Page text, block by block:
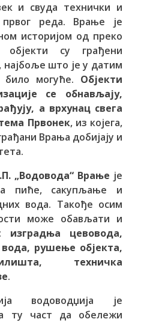
и свуда технички и
реда. Врање је
историјом од преко
су грађени
што је у датим
могуће. Објекти
се обнављају,
а врхунац свега
Првонек, из којега,
Врања добијају и
„Водовода“ Врање је
пиће, сакупљање и
вода. Такође осим
може обављати и
изградња цевовода,
рушење објекта,
техничка
.
водоводџија је
ту част да обележи